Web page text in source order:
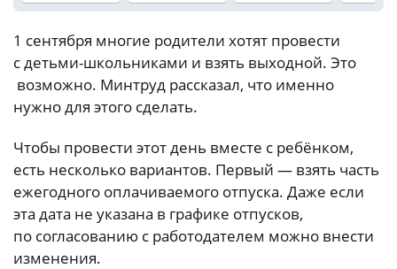
1 сентября многие родители хотят провести
с детьми-школьниками и взять выходной. Это
возможно. Минтруд рассказал, что именно
нужно для этого сделать.
Чтобы провести этот день вместе с ребёнком,
есть несколько вариантов. Первый — взять часть
ежегодного оплачиваемого отпуска. Даже если
эта дата не указана в графике отпусков,
по согласованию с работодателем можно внести
изменения.